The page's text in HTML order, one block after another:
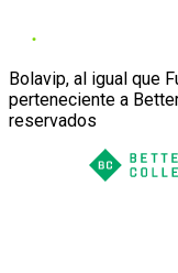
Bolavip, al igual que
perteneciente a
reservados